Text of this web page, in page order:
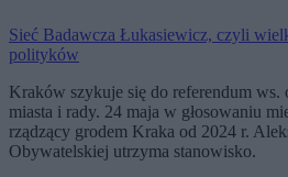
Sieć Badawcza Łukasiewicz, czyli
polityków
Kraków szykuje się do referendum ws.
miasta i rady. 24 maja w głosowaniu
rządzący grodem Kraka od 2024 r.
Obywatelskiej utrzyma stanowisko.